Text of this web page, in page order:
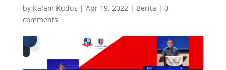
by Kalam Kudus | Apr 19, 2022| Berita | 0
comments